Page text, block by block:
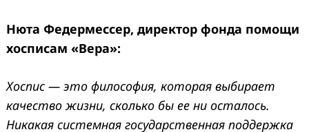
Нюта Федермессер, директор фонда помощи
хосписам «Вера»:
Хоспис — это философия, которая выбирает
качество жизни, сколько бы ее ни осталось.
Никакая системная государственная поддержка